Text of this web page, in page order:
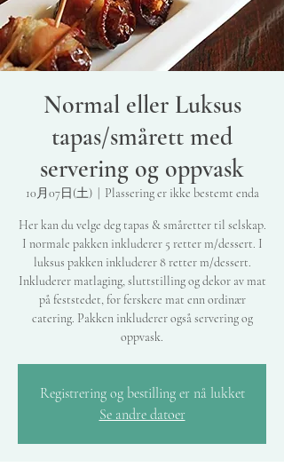
Normal eller Luksus
tapas/smårett med
servering og oppvask
10月07日(土)
  |
Plassering er ikke bestemt enda
Her kan du velge deg tapas & småretter til selskap.
I normale pakken inkluderer 5 retter m/dessert. I
luksus pakken inkluderer 8 retter m/dessert.
Inkluderer matlaging, sluttstilling og dekor av mat
på feststedet, for ferskere mat enn ordinær
catering. Pakken inkluderer også servering og
oppvask.
Registrering og bestilling er nå lukket
Se andre datoer